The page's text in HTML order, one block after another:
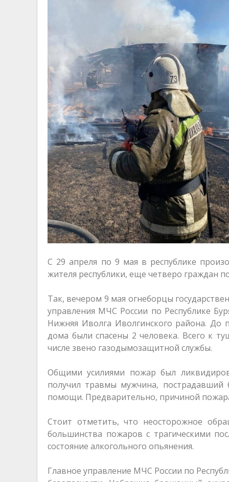
С 29 апреля по 9 мая в республике
жителя республики, еще четверо граждан
Так, вечером 9 мая огнеборцы
управления МЧС России по Республике
Нижняя Иволга Иволгинского района. До
дома были спасены 2 человека. Всего к
числе звено газодымозащитной службы.
Общими усилиями пожар был
получил травмы мужчина, пострадавший
помощи. Предварительно, причиной
Стоит отметить, что неосторожное
большинства пожаров с трагическими
состояние алкогольного опьянения.
Главное управление МЧС России по